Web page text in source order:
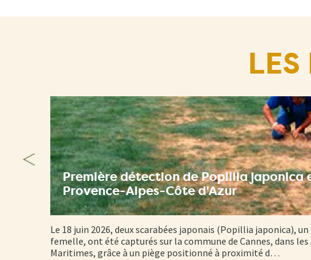
Première détection de Popillia japonica
Provence-Alpes-Côte d'Azur
Le 18 juin 2026, deux scarabées japonais (Popillia japonica),
femelle, ont été capturés sur la commune de Cannes, dans les
Maritimes, grâce à un piège positionné à proximité d…